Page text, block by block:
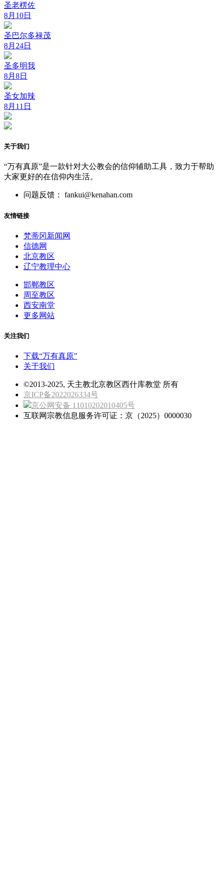
圣老楞佐
8月10日
圣巴尔多禄茂
8月24日
圣多明我
8月8日
圣女加辣
8月11日
关于我们
“万有真原”是一款针对大公教会的信仰辅助工具，致力于帮助
大家更好的在信仰内生活。
问题反馈： fankui@kenahan.com
友情链接
梵蒂冈新闻网
信德网
北京教区
辽宁教理中心
邯郸教区
周至教区
西安南堂
更多网站
关注我们
下载“万有真原”
关于我们
©2013-2025, 天主教北京教区西什库教堂 所有
京ICP备2022026334号
京公网安备 11010202010405号
互联网宗教信息服务许可证：京（2025）0000030